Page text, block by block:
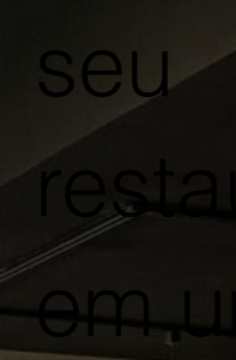
seu
em